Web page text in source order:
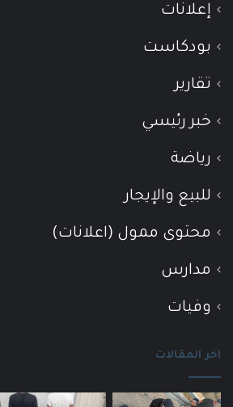
إعلانات
بودكاست
تقارير
خبر رئيسي
رياضة
للبيع والإيجار
محتوى ممول (اعلانات)
مدارس
وفيات
اخر المقالات